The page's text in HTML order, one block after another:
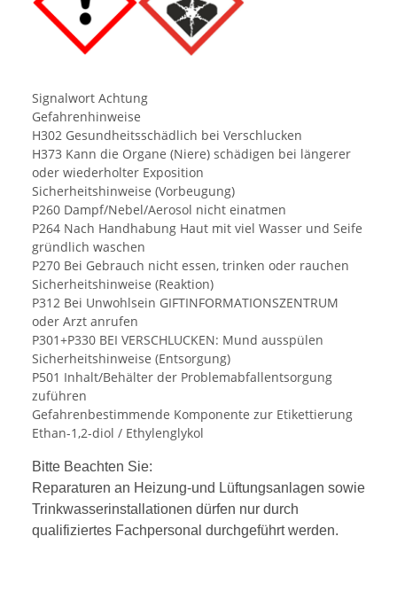
Signalwort Achtung
Gefahrenhinweise
H302 Gesundheitsschädlich bei Verschlucken
H373 Kann die Organe (Niere) schädigen bei längerer
oder wiederholter Exposition
Sicherheitshinweise (Vorbeugung)
P260 Dampf/Nebel/Aerosol nicht einatmen
P264 Nach Handhabung Haut mit viel Wasser und Seife
gründlich waschen
P270 Bei Gebrauch nicht essen, trinken oder rauchen
Sicherheitshinweise (Reaktion)
P312 Bei Unwohlsein GIFTINFORMATIONSZENTRUM
oder Arzt anrufen
P301+P330 BEI VERSCHLUCKEN: Mund ausspülen
Sicherheitshinweise (Entsorgung)
P501 Inhalt/Behälter der Problemabfallentsorgung
zuführen
Gefahrenbestimmende Komponente zur Etikettierung
Ethan-1,2-diol / Ethylenglykol
Bitte Beachten Sie:
Reparaturen an Heizung-und Lüftungsanlagen sowie
Trinkwasserinstallationen dürfen nur durch
qualifiziertes Fachpersonal durchgeführt werden.